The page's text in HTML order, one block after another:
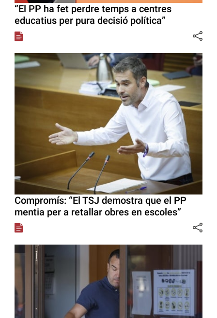
“El PP ha fet perdre temps a centres
educatius per pura decisió política”
Compromís: “El TSJ demostra que el PP
mentia per a retallar obres en escoles”